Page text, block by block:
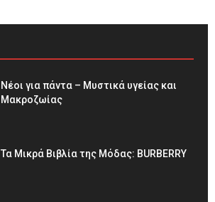
Νέοι για πάντα – Μυστικά υγείας και
Μακροζωίας
Τα Μικρά Βιβλία της Μόδας: BURBERRY